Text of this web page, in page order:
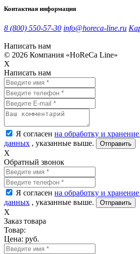
Контактная информация
8 (800) 550-57-30 info@horeca-line.ru
Написать нам
© 2026 Компания «HoReCa Line»
X
Написать нам
Я согласен на обработку и
данных , указанные выше.
X
Обратный звонок
Я согласен на обработку и
данных , указанные выше.
X
Заказ товара
Товар:
Цена: руб.